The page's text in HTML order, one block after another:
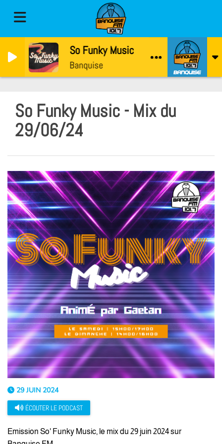
So Funky Music avec Gaetan
Banquise
So Funky Music - Mix du
29/06/24
29 JUIN 2024
ÉCOUTER LE PODCAST
Emission So' Funky Music, le mix du 29 juin 2024 sur